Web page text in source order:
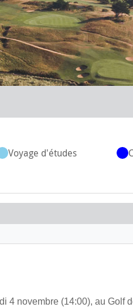
Voyage d'études
4 novembre (14:00), au Golf